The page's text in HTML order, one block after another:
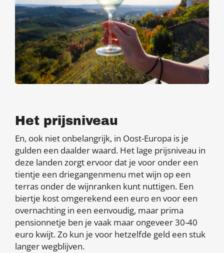
Het prijsniveau
En, ook niet onbelangrijk, in Oost-Europa is je
gulden een daalder waard. Het lage prijsniveau in
deze landen zorgt ervoor dat je voor onder een
tientje een driegangenmenu met wijn op een
terras onder de wijnranken kunt nuttigen. Een
biertje kost omgerekend een euro en voor een
overnachting in een eenvoudig, maar prima
pensionnetje ben je vaak maar ongeveer 30-40
euro kwijt. Zo kun je voor hetzelfde geld een stuk
langer wegblijven.